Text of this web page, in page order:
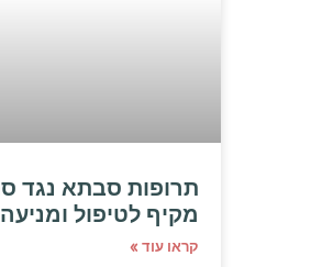
תרופות סבתא נגד
מקיף לטיפול ומניעה
קראו עוד »